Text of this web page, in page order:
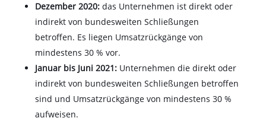
Dezember 2020:das Unternehmen ist direkt oder
indirekt von bundesweiten Schließungen
betroffen. Es liegen Umsatzrückgänge von
mindestens 30 % vor.
Januar bis Juni 2021: Unternehmen die direkt oder
indirekt von bundesweiten Schließungen betroffen
sind und Umsatzrückgänge von mindestens 30 %
aufweisen.